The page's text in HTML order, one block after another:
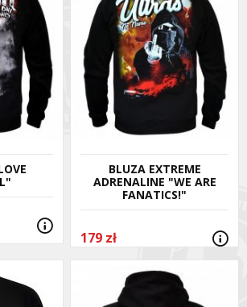
BLUZA EXTREME
ADRENALINE "WE ARE
FANATICS!"
179 zł